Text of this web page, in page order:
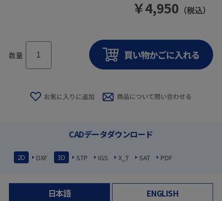
￥4,950 （税込）
数量
CADデータダウンロード
2D DXF 3D STP IGS X_T SAT PDF
日本語
ENGLISH